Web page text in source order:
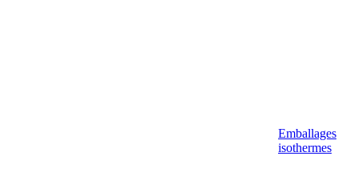
Emballages
isothermes